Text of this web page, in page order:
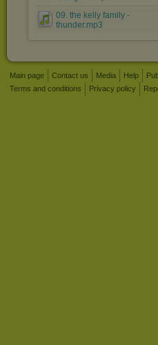
09. the kelly family -
thunder.mp3
Main page Contact us Media Help
Terms and conditions
Privacy policy